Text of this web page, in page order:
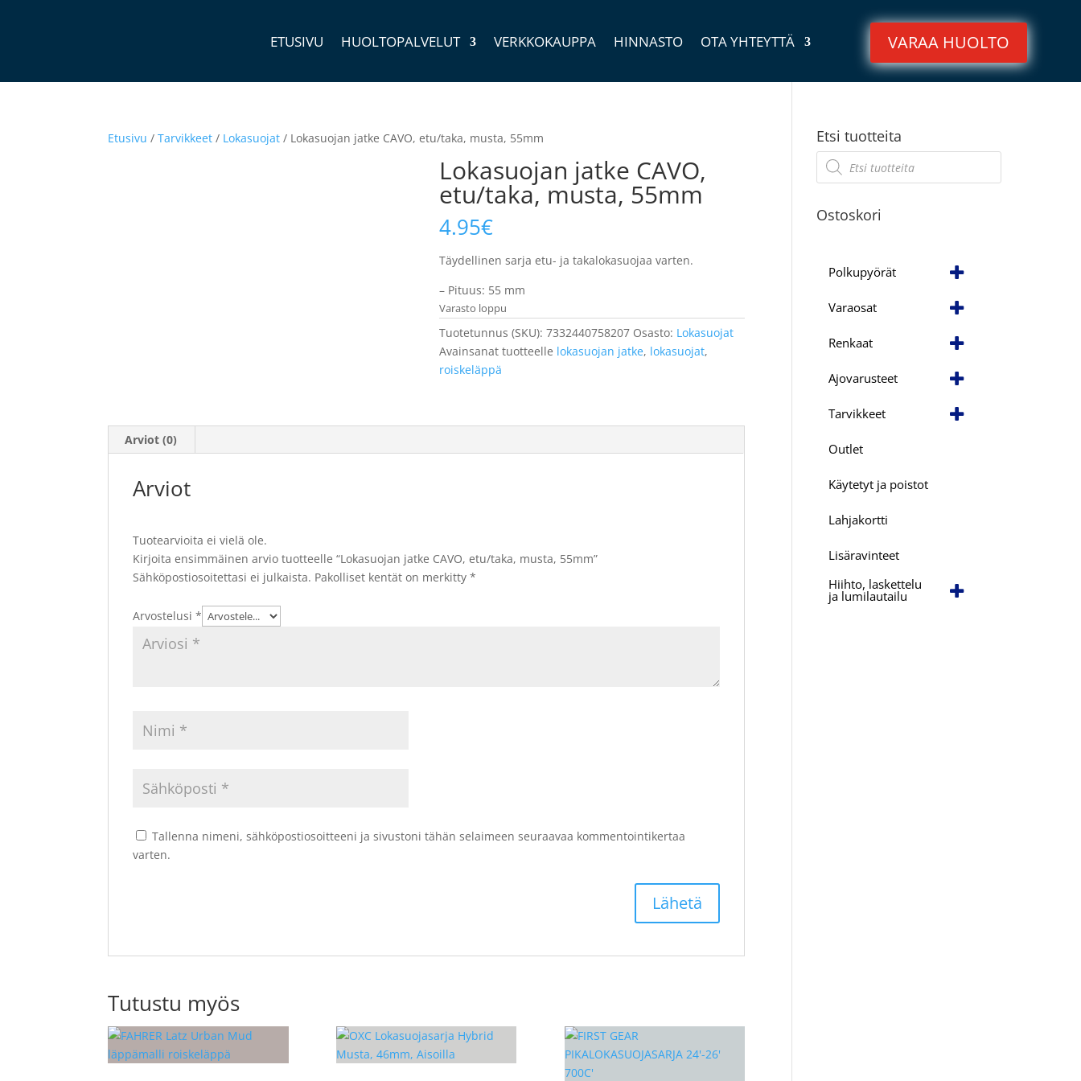
ETUSIVU HUOLTOPALVELUT VERKKOKAUPPA HINNASTO OTA YHTEYTTÄ VARAA HUOLTO
Etusivu /Tarvikkeet / Lokasuojat / Lokasuojan jatke CAVO, etu/taka, musta, 55mm
Lokasuojan jatke CAVO,
etu/taka, musta, 55mm
4.95€
Täydellinen sarja etu- ja takalokasuojaa varten.
– Pituus: 55 mm
Varasto loppu
Tuotetunnus (SKU):7332440758207 Osasto: Lokasuojat
Avainsanat tuotteelle lokasuojan jatke, lokasuojat,
roiskeläppä
Arviot (0)
Arviot
Tuotearvioita ei vielä ole.
Kirjoita ensimmäinen arvio tuotteelle “Lokasuojan jatke CAVO, etu/taka, musta, 55mm”
Sähköpostiosoitettasi ei julkaista. Pakolliset kentät on merkitty*
Arvostelusi*
Tallenna nimeni, sähköpostiosoitteeni ja sivustoni tähän selaimeen seuraavaa kommentointikertaa
varten.
Tutustu myös
Etsi tuotteita
Products
search
Ostoskori
Polkupyörät
Varaosat
Renkaat
Ajovarusteet
Tarvikkeet
Outlet
Käytetyt ja poistot
Lahjakortti
Lisäravinteet
Hiihto, laskettelu
ja lumilautailu